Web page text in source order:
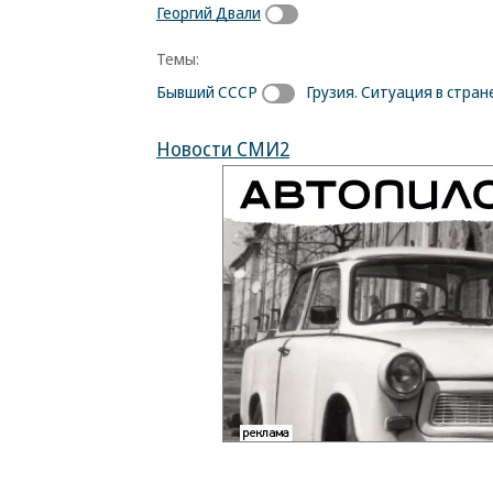
Георгий Двали
Темы:
Бывший СССР
Грузия. Ситуация в
Новости СМИ2